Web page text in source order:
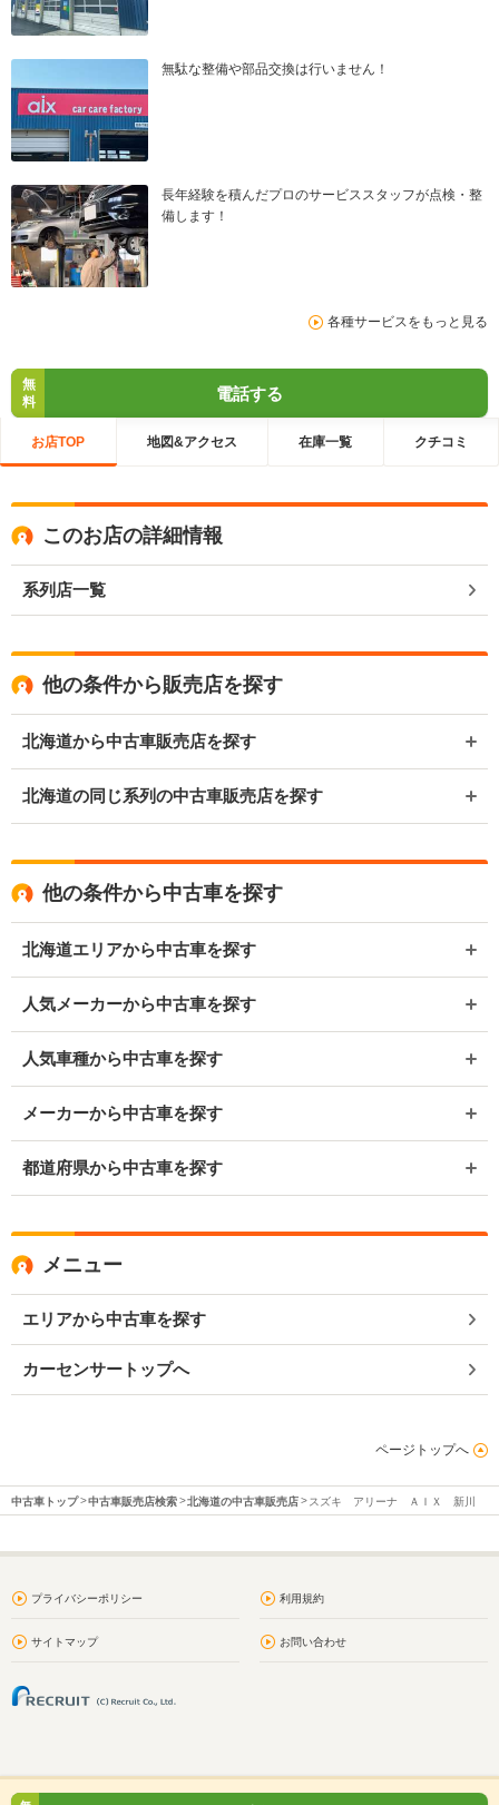
無駄な整備や部品交換は行いません！
長年経験を積んだプロのサービススタッフが点検・整
備します！
各種サービスをもっと見る
無
料
電話する
お店TOP 地図&アクセス 在庫一覧 クチコミ
このお店の詳細情報
系列店一覧
他の条件から販売店を探す
北海道から中古車販売店を探す
北海道の同じ系列の中古車販売店を探す
他の条件から中古車を探す
北海道エリアから中古車を探す
人気メーカーから中古車を探す
人気車種から中古車を探す
メーカーから中古車を探す
都道府県から中古車を探す
メニュー
エリアから中古車を探す
カーセンサートップへ
ページトップへ
中古車トップ 中古車販売店検索 北海道の中古車販売店 スズキ アリーナ ＡＩＸ 新川
プライバシーポリシー 利用規約
サイトマップ お問い合わせ